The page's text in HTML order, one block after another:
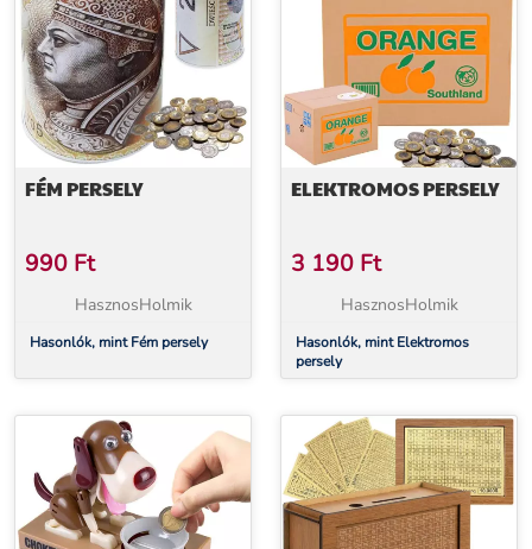
FÉM PERSELY
990 Ft
HasznosHolmik
Hasonlók, mint Fém persely
ELEKTROMOS PERSELY
3 190 Ft
HasznosHolmik
Hasonlók, mint Elektromos
persely